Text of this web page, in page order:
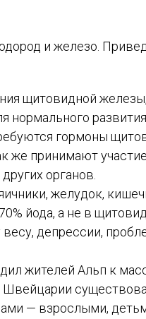
и железо.
щитовидной железы,
нормального
гормоны
же принимают
органов.
желудок,
йода, а не в
депрессии,
жителей Альп к
Швейцарии
— взрослыми,